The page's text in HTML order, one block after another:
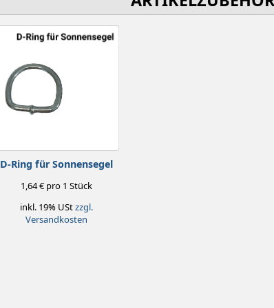
D-Ring für Sonnensegel
1,64 € pro 1 Stück
inkl. 19% UStzzgl.
Versandkosten